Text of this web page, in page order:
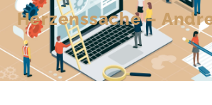
Herzenssache –